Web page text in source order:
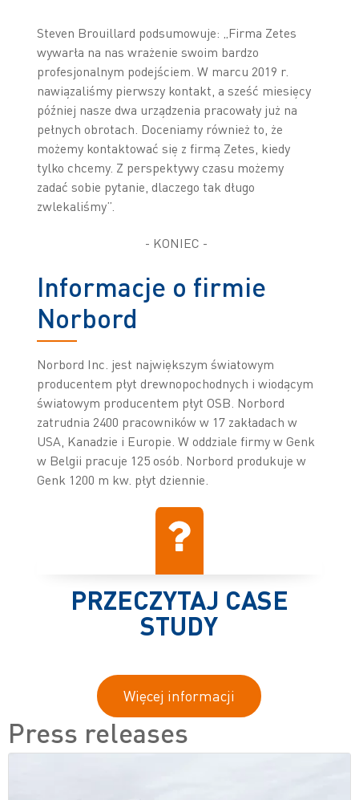
Steven Brouillard podsumowuje: „Firma Zetes
wywarła na nas wrażenie swoim bardzo
profesjonalnym podejściem. W marcu 2019 r.
nawiązaliśmy pierwszy kontakt, a sześć miesięcy
później nasze dwa urządzenia pracowały już na
pełnych obrotach. Doceniamy również to, że
możemy kontaktować się z firmą Zetes, kiedy
tylko chcemy. Z perspektywy czasu możemy
zadać sobie pytanie, dlaczego tak długo
zwlekaliśmy”.
- KONIEC -
Informacje o firmie
Norbord
Norbord Inc. jest największym światowym
producentem płyt drewnopochodnych i wiodącym
światowym producentem płyt OSB. Norbord
zatrudnia 2400 pracowników w 17 zakładach w
USA, Kanadzie i Europie. W oddziale firmy w Genk
w Belgii pracuje 125 osób. Norbord produkuje w
Genk 1200 m kw. płyt dziennie.
PRZECZYTAJ CASE
STUDY
Więcej informacji
Press releases